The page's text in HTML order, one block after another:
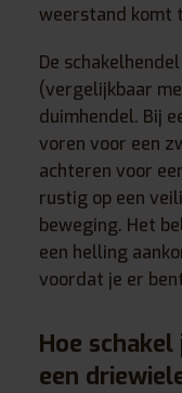
weerstand komt
De
(vergelijkbaar
duimhendel. Bij
voren voor een
achteren voor
rustig op een
beweging. Het
een helling
voordat je er
Hoe
een